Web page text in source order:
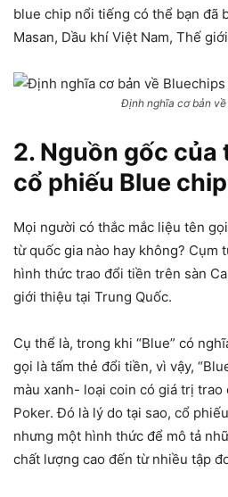
blue chip nổi tiếng có thể bạn đã
Masan, Dầu khí Việt Nam, Thế
Định nghĩa cơ bản
2. Nguồn gốc của
cổ phiếu Blue
Mọi người có thắc mắc liệu tên
từ quốc gia nào hay không? Cụm
hình thức trao đổi tiền trên sàn
giới thiệu tại Trung Quốc.
Cụ thể là, trong khi “Blue” có
gọi là tấm thẻ đổi tiền, vì vậy,
màu xanh- loại coin có giá trị trao
Poker. Đó là lý do tại sao, cổ
nhưng một hình thức để mô tả
chất lượng cao đến từ nhiều tập